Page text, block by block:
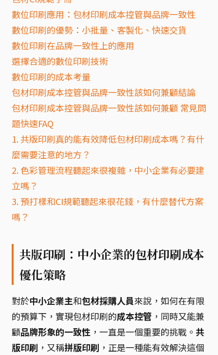
數位印刷應用：包材印刷成本控管與品牌一致性
數位印刷的優勢：小批量、客製化、快速交貨
數位印刷在品牌一致性上的應用
選擇合適的數位印刷技術
數位印刷的成本考量
包材印刷成本控管與品牌一致性該如何兼顧結論
包材印刷成本控管與品牌一致性該如何兼顧 常見問
題快速FAQ
1. 共版印刷真的能有效降低包材印刷成本嗎？有什
麼需要注意的地方？
2. 色彩管理流程聽起來很複雜，中小企業有必要建
立嗎？
3. 預打樣和CI規範聽起來很花錢，有什麼替代方案
嗎？
共版印刷：中小企業的包材印刷成本
優化策略
對於中小企業主和包材採購人員來說，如何在有限
的預算下，實現包材印刷的成本控管 ，同時又能兼
顧品牌形象的一致性 ，一直是一個重要的挑戰。 共
版印刷 ，又稱拼版印刷 ，正是一種能有效解決這個